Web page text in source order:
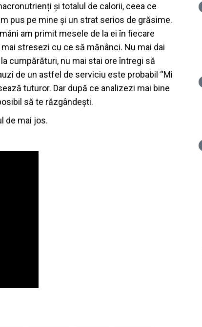
și totalul de calorii, ceea ce
pus pe mine și un strat serios de grăsime.
am primit mesele de la ei în fiecare
stresezi cu ce să mănânci. Nu mai dai
cumpărături, nu mai stai ore întregi să
de un astfel de serviciu este probabil “Mi
tuturor. Dar după ce analizezi mai bine
să te răzgândești.
de mai jos.